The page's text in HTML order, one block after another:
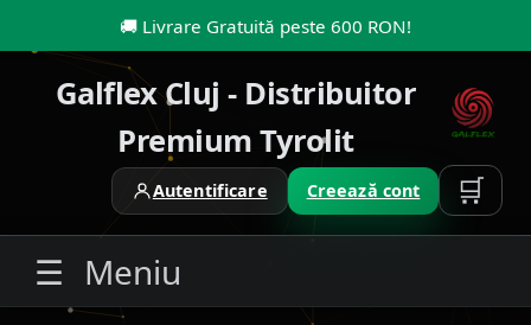
🚚 Livrare Gratuită peste 600 RON!
Galflex Cluj - Distribuitor
Premium Tyrolit
Autentificare Creează cont 🛒
☰ Meniu